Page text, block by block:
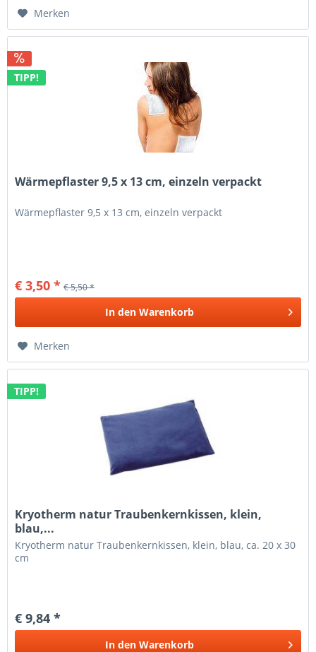
Merken
TIPP!
Wärmepflaster 9,5 x 13 cm, einzeln verpackt
Wärmepflaster 9,5 x 13 cm, einzeln verpackt
€ 3,50 * € 5,50 *
In den Warenkorb
Merken
TIPP!
Kryotherm natur Traubenkernkissen, klein,
blau,...
Kryotherm natur Traubenkernkissen, klein, blau, ca. 20 x 30
cm
€ 9,84 *
In den Warenkorb